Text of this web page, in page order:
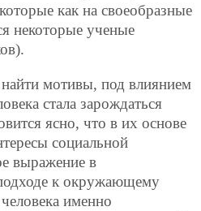
как на своеобразные
некоторые ученые
мотивы, под влиянием
стала зарождаться
ясно, что в их основе
социальной
выражение в
к окружающему
именно